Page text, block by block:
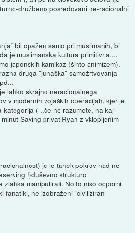
družbeno posredovani ne-racionalni
bil opažen samo pri muslimanih, bi
je muslimanska kultura primitivna....
japonskih kamikaz (šinto animizem),
druga ˝junaška˝ samožrtvovanja
lahko skrajno neracionalnega
v modernih vojaških operacijah, kjer je
kategorija ( ..če ne razumete, na kaj
Saving privat Ryan z vklopljenim
je le tanek pokrov nad ne
!)duševno strukturo
zlahka manipulirati. No to niso odporni
fanatiki, ne izobraženi ˝civilizirani